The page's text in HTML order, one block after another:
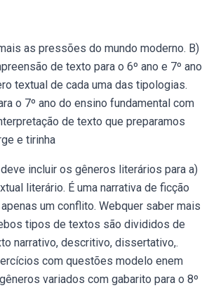
as pressões do mundo moderno. B)
de texto para o 6º ano e 7º ano
textual de cada uma das tipologias.
o 7º ano do ensino fundamental com
de texto que preparamos
e tirinha
incluir os gêneros literários para a)
literário. É uma narrativa de ficção
um conflito. Webquer saber mais
tipos de textos são divididos de
narrativo, descritivo, dissertativo,.
com questões modelo enem
variados com gabarito para o 8º